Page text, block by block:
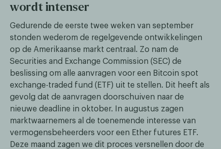
wordt intenser
Gedurende de eerste twee weken van september
stonden wederom de regelgevende ontwikkelingen
op de Amerikaanse markt centraal. Zo nam de
Securities and Exchange Commission (SEC) de
beslissing om alle aanvragen voor een Bitcoin spot
exchange-traded fund (ETF) uit te stellen. Dit heeft als
gevolg dat de aanvragen doorschuiven naar de
nieuwe deadline in oktober. In augustus zagen
marktwaarnemers al de toenemende interesse van
vermogensbeheerders voor een Ether futures ETF.
Deze maand zagen we dit proces versnellen door de